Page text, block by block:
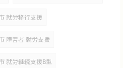
就労移行支援
障害者 就労支援
就労継続支援B型